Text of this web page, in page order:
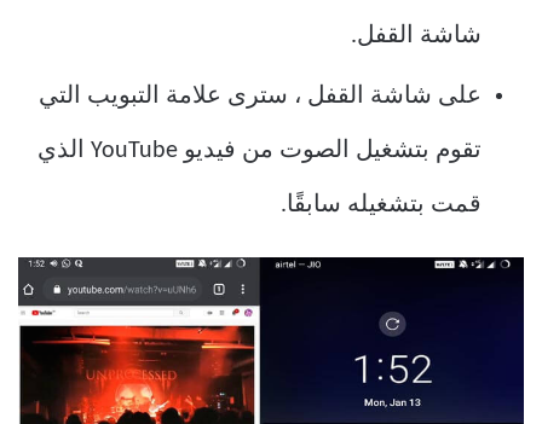
شاشة القفل.
على شاشة القفل ، سترى علامة التبويب التي
تقوم بتشغيل الصوت من فيديو YouTube الذي
قمت بتشغيله سابقًا.